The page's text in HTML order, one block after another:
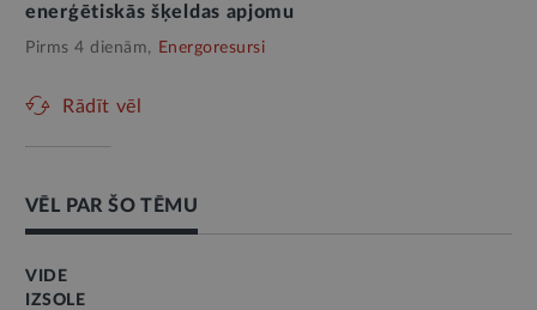
enerģētiskās šķeldas apjomu
Pirms 4 dienām, Energoresursi
Rādīt vēl
VĒL PAR ŠO TĒMU
VIDE
IZSOLE